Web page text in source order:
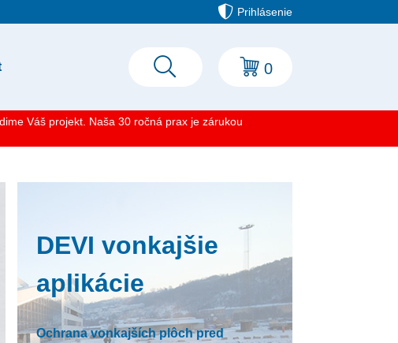
Prihlásenie
0
Váš projekt. Naša 30 ročná prax je zárukou
DEVI vonkajšie
aplikácie
Ochrana vonkajších plôch pred